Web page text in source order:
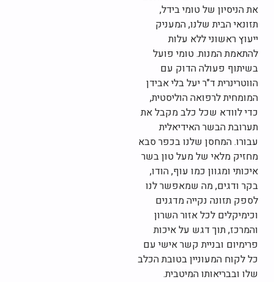
את הניסיון של טומי בידל,
תזונאי הבית שלנו, המעניק
ייעוץ ראשוני ללא עלות
להתאמת המנות. טומי פועל
בשיתוף פעולה הדוק עם
הווטרינרית ד"ר יעל בלי אבידן
המומחית לרפואה הוליסטית,
כדי לוודא שכל כלב מקבל את
תערובת הבשר האידיאלית
עבורו. המחסן שלנו בכפר סבא
מחזיק מלאי של מעל טון בשר
איכותי ומגוון כמו עוף, הודו,
בקר ודגים, מה שמאפשר לנו
לספק תזונה נקייה מדגנים
וכימיקלים לכל אזור השרון
והמרכז, תוך דגש על איכות
פרימיום ובניית קשר אישי עם
כל לקוח המעוניין בטובת הכלב
שלו ובבריאותו המיטבית.